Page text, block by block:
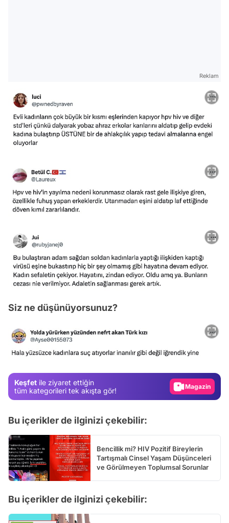
Reklam
Siz ne düşünüyorsunuz?
Keşfet ile ziyaret ettiğin
tüm kategorileri tek akışta gör!
Video
Magazin
Bu içerikler de ilginizi çekebilir:
Bencillik mi? HIV Pozitif Bireylerin
Tartışmalı Cinsel Yaşam Düşünceleri
ve Görülmeyen Toplumsal Sorunlar
Bu içerikler de ilginizi çekebilir: